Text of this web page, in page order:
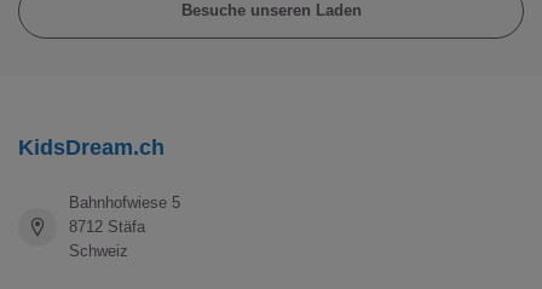
Besuche unseren Laden
KidsDream.ch
Bahnhofwiese 5
8712 Stäfa
Schweiz